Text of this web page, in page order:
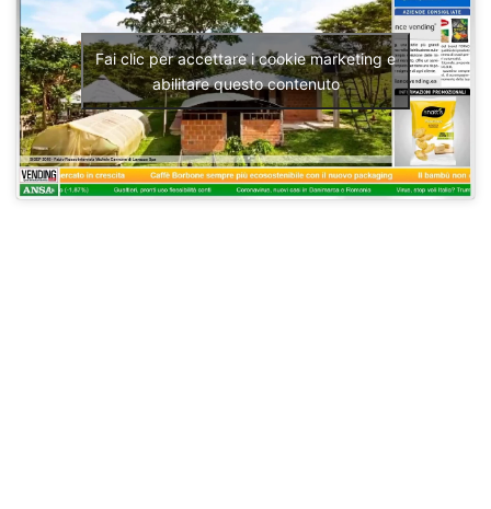
Fai clic per accettare i cookie marketing e
abilitare questo contenuto